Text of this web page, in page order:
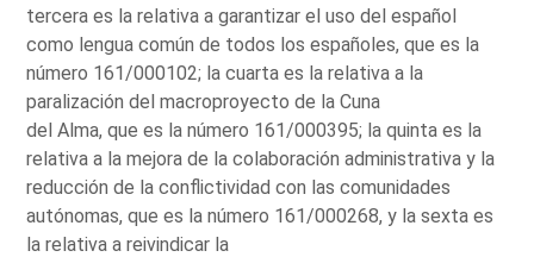
tercera es la relativa a garantizar el uso del español
como lengua común de todos los españoles, que es la
número 161/000102; la cuarta es la relativa a la
paralización del macroproyecto de la Cuna
del Alma, que es la número 161/000395; la quinta es la
relativa a la mejora de la colaboración administrativa y la
reducción de la conflictividad con las comunidades
autónomas, que es la número 161/000268, y la sexta es
la relativa a reivindicar la